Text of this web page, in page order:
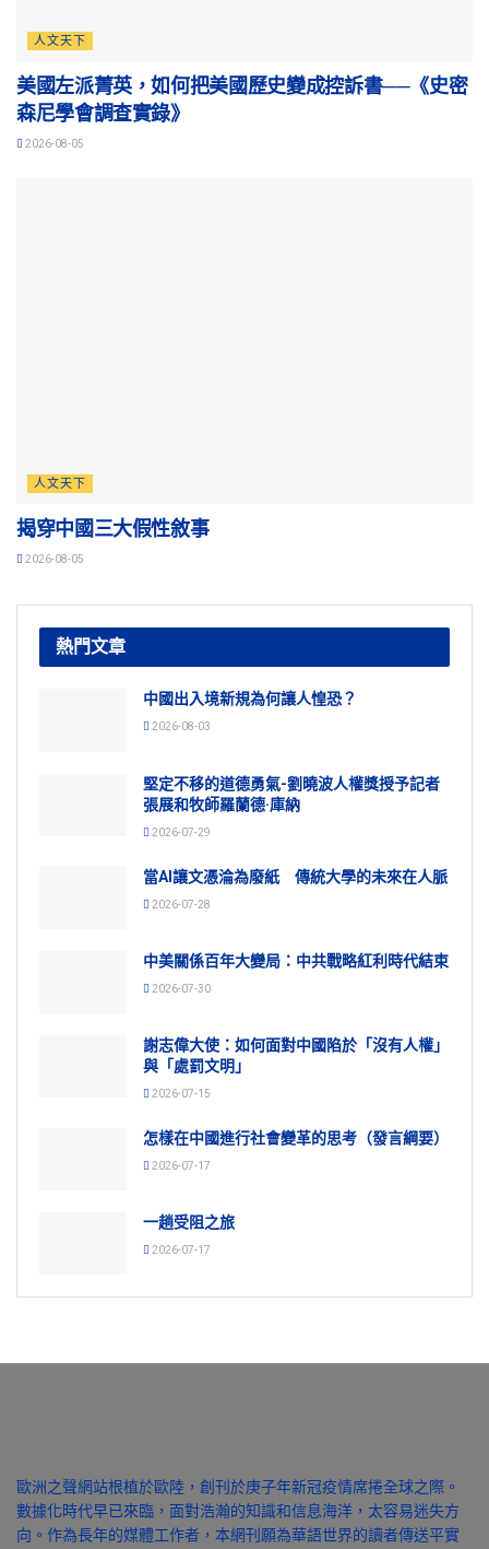
人文天下
美國左派菁英，如何把美國歷史變成控訴書──《史密
森尼學會調查實錄》
2026-08-05
人文天下
揭穿中國三大假性敘事
2026-08-05
熱門文章
中國出入境新規為何讓人惶恐？
2026-08-03
堅定不移的道德勇氣-劉曉波人權獎授予記者
張展和牧師羅蘭德·庫納
2026-07-29
當AI讓文憑淪為廢紙 傳統大學的未來在人脈
2026-07-28
中美關係百年大變局：中共戰略紅利時代結束
2026-07-30
謝志偉大使：如何面對中國陷於「沒有人權」
與「處罰文明」
2026-07-15
怎樣在中國進行社會變革的思考（發言綱要）
2026-07-17
一趟受阻之旅
2026-07-17
歐洲之聲網站根植於歐陸，創刊於庚子年新冠疫情席捲全球之際。
數據化時代早已來臨，面對浩瀚的知識和信息海洋，太容易迷失方
向。作為長年的媒體工作者，本網刊願為華語世界的讀者傳送平實